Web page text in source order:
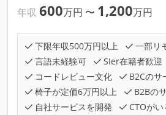
年収 600万円 〜 1,200万円
下限年収500万円以上
一部リ
言語未経験可
SIer在籍者歓迎
コードレビュー文化
B2Cのサ
椅子が定価6万円以上
B2Bの
自社サービスを開発
CTOがい